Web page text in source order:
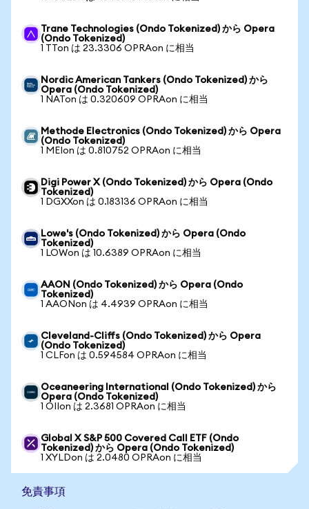
Trane Technologies (Ondo Tokenized) から Opera
(Ondo Tokenized)
1 TTon は 23.3306 OPRAon に相当
Nordic American Tankers (Ondo Tokenized) から
Opera (Ondo Tokenized)
1 NATon は 0.320609 OPRAon に相当
Methode Electronics (Ondo Tokenized) から Opera
(Ondo Tokenized)
1 MEIon は 0.810752 OPRAon に相当
Digi Power X (Ondo Tokenized) から Opera (Ondo
Tokenized)
1 DGXXon は 0.183136 OPRAon に相当
Lowe's (Ondo Tokenized) から Opera (Ondo
Tokenized)
1 LOWon は 10.6389 OPRAon に相当
AAON (Ondo Tokenized) から Opera (Ondo
Tokenized)
1 AAONon は 4.4939 OPRAon に相当
Cleveland-Cliffs (Ondo Tokenized) から Opera
(Ondo Tokenized)
1 CLFon は 0.594584 OPRAon に相当
Oceaneering International (Ondo Tokenized) から
Opera (Ondo Tokenized)
1 OIIon は 2.3681 OPRAon に相当
Global X S&P 500 Covered Call ETF (Ondo
Tokenized) から Opera (Ondo Tokenized)
1 XYLDon は 2.0480 OPRAon に相当
免責事項